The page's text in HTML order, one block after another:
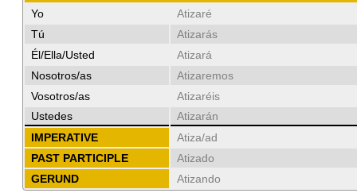
Yo
Atizaré
Tú
Atizarás
Él/Ella/Usted
Atizará
Nosotros/as
Atizaremos
Vosotros/as
Atizaréis
Ustedes
Atizarán
IMPERATIVE
Atiza/ad
PAST PARTICIPLE
Atizado
GERUND
Atizando